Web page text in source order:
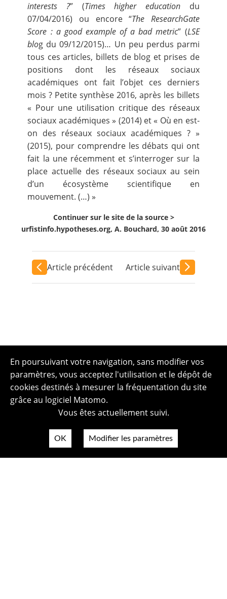
interests ?” (Times higher educationdu
07/04/2016) ou encore “The ResearchGate
Score : a good example of a bad metric” (LSE
blog du 09/12/2015)… Un peu perdus parmi
tous ces articles, billets de blog et prises de
positions dont les réseaux sociaux
académiques ont fait l’objet ces derniers
mois ? Petite synthèse 2016, après les billets
« Pour une utilisation critique des réseaux
sociaux académiques » (2014) et « Où en est-
on des réseaux sociaux académiques ? »
(2015), pour comprendre les débats qui ont
fait la une récemment et s’interroger sur la
place actuelle des réseaux sociaux au sein
d’un écosystème scientifique en
mouvement. (…) »
Continuer sur le site de la source >
urfistinfo.hypotheses.org, A. Bouchard, 30 août 2016
Article précédent Article suivant
En poursuivant votre navigation, sans modifier vos
paramètres, vous acceptez l'utilisation et le dépôt de
cookies destinés à mesurer la fréquentation du site
grâce au logiciel Matomo.
Vous êtes actuellement suivi.
OK Modifier les paramètres